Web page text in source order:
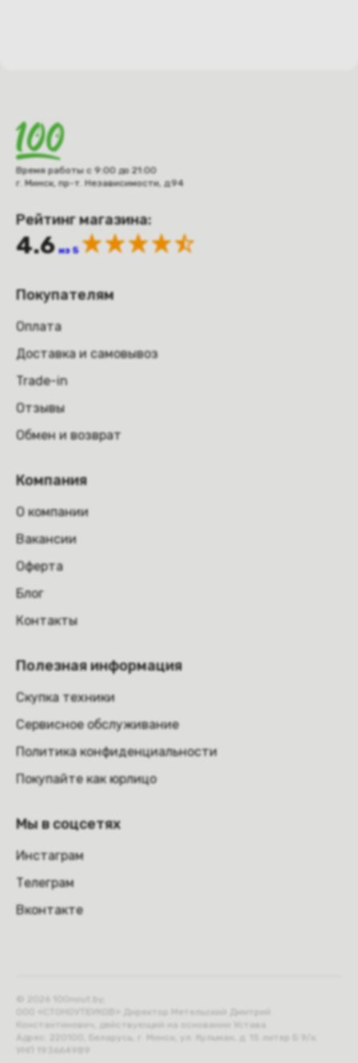
Время работы с 9:00 до 21:00
г. Минск, пр-т. Независимости, д.94
Рейтинг магазина:
4.6 из 5
Покупателям
Оплата
Доставка и самовывоз
Trade-in
Отзывы
Обмен и возврат
Компания
О компании
Вакансии
Оферта
Блог
Контакты
Полезная информация
Скупка техники
Сервисное обслуживание
Политика конфиденциальности
Покупайте как юрлицо
Мы в соцсетях
Инстаграм
Телеграм
Вконтакте
ООО «СТОНОУТБУКОВ» Директор Метельский Дмитрий
Константинович, действующий на основании Устава.
Адрес: 220100, Беларусь, г. Минск, ул. Кульман, д. 15 литер Б 9/к.